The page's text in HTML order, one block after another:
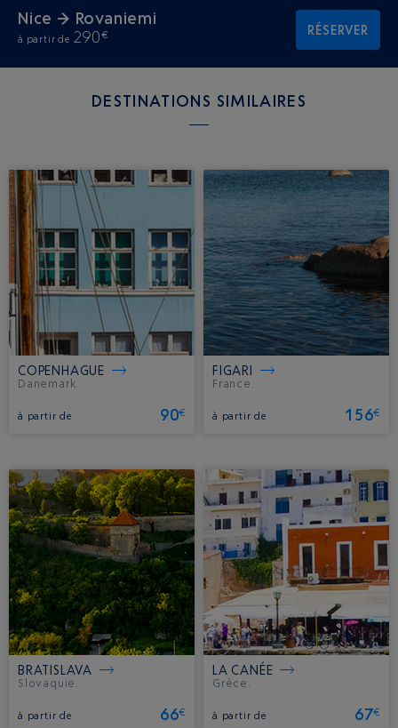
Nice → Rovaniemi
à partir de 290€ RÉSERVER
DESTINATIONS SIMILAIRES
COPENHAGUE
Danemark.
à partir de 90€
FIGARI
France.
à partir de 156€
BRATISLAVA
Slovaquie.
à partir de 66€
LA CANÉE
Grèce.
à partir de 67€